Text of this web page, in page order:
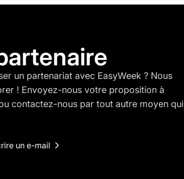
un partenariat avec EasyWeek ? Nous
! Envoyez-nous votre proposition à
contactez-nous par tout autre moyen qui
un e-mail